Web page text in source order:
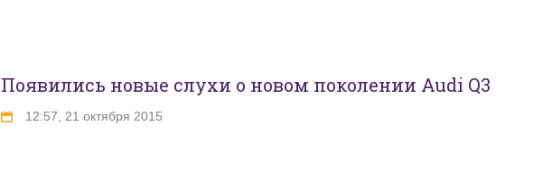
Появились новые слухи о новом поколении Audi Q3
12:57, 21 октября 2015